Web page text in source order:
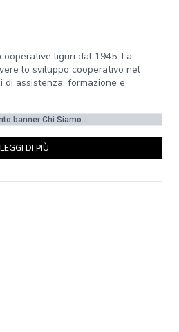
liguri dal 1945. La
lo sviluppo cooperativo nel
assistenza, formazione e
banner Chi Siamo...
LEGGI DI PIÙ